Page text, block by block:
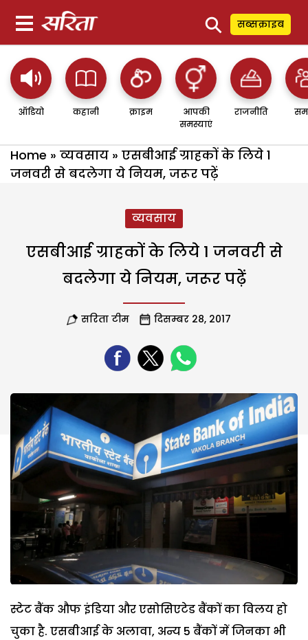
⚲ सब्सक्राइब
ऑडियो कहानी क्राइम
आपकी
समस्याएं
राजनीति
Home » व्यवसाय » एसबीआई ग्राहकों के लिये 1
जनवरी से बदलेगा ये नियम, जरूर पढ़ें
व्यवसाय
एसबीआई ग्राहकों के लिये 1 जनवरी से
बदलेगा ये नियम, जरूर पढ़ें
सरिता टीम दिसम्बर 28, 2017
स्टेट बैंक औफ इंडिया और एसोसिएटेड बैंकों का विलय हो
चुका है. एसबीआई के अलावा, अन्य 5 बैंकों में जिनका भी